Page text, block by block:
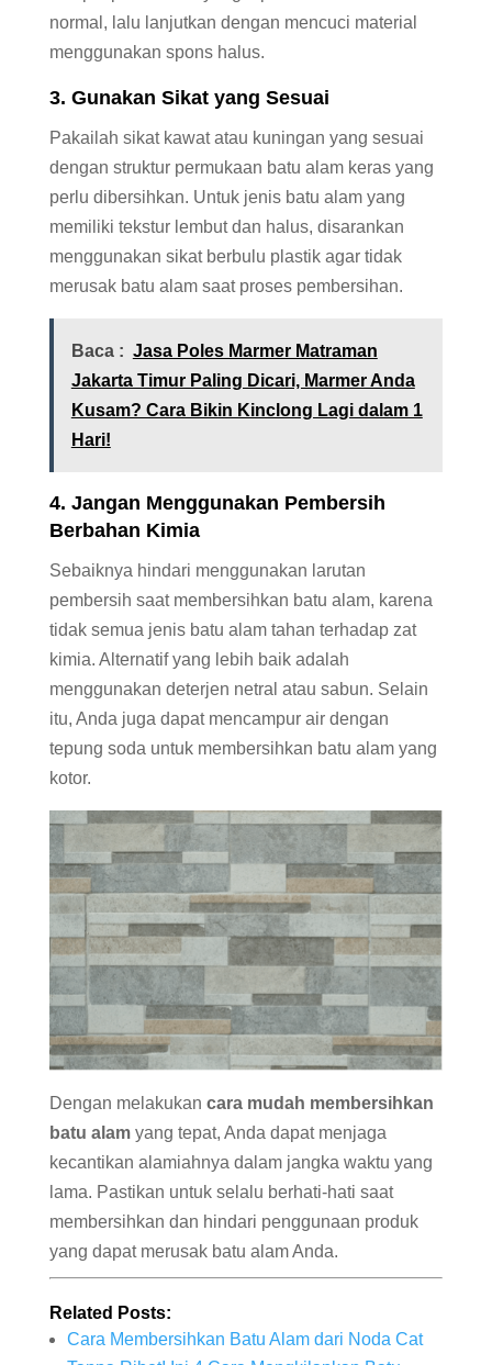
normal, lalu lanjutkan dengan mencuci material
menggunakan spons halus.
3. Gunakan Sikat yang Sesuai
Pakailah sikat kawat atau kuningan yang sesuai
dengan struktur permukaan batu alam keras yang
perlu dibersihkan. Untuk jenis batu alam yang
memiliki tekstur lembut dan halus, disarankan
menggunakan sikat berbulu plastik agar tidak
merusak batu alam saat proses pembersihan.
Baca : Jasa Poles Marmer Matraman
Jakarta Timur Paling Dicari, Marmer Anda
Kusam? Cara Bikin Kinclong Lagi dalam 1
Hari!
4. Jangan Menggunakan Pembersih
Berbahan Kimia
Sebaiknya hindari menggunakan larutan
pembersih saat membersihkan batu alam, karena
tidak semua jenis batu alam tahan terhadap zat
kimia. Alternatif yang lebih baik adalah
menggunakan deterjen netral atau sabun. Selain
itu, Anda juga dapat mencampur air dengan
tepung soda untuk membersihkan batu alam yang
kotor.
Dengan melakukan cara mudah membersihkan
batu alamyang tepat, Anda dapat menjaga
kecantikan alamiahnya dalam jangka waktu yang
lama. Pastikan untuk selalu berhati-hati saat
membersihkan dan hindari penggunaan produk
yang dapat merusak batu alam Anda.
Related Posts:
Cara Membersihkan Batu Alam dari Noda Cat